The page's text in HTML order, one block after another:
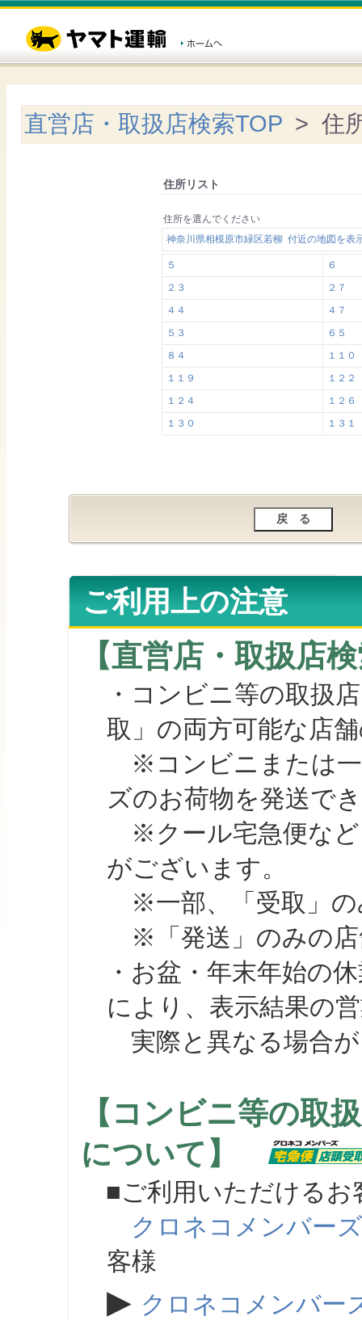
直営店・取扱店検索TOP > 住
住所リスト
住所を選んでください
神奈川県相模原市緑区若柳 付近の地図を表
５
６
２３
２７
４４
４７
５３
６５
８４
１１０
１１９
１２２
１２４
１２６
１３０
１３１
ご利用上の注意
【直営店・取扱店
・コンビニ等の取扱
取」の両方可能な店
※コンビニまたは一
ズのお荷物を発送で
※クール宅急便など
がございます。
※一部、「受取」の
※「発送」のみの店
・お盆・年末年始の
により、表示結果の
実際と異なる場合が
【コンビニ等の取
について】
■ご利用いただけるお
クロネコメンバーズ
客様
▶ クロネコメンバー